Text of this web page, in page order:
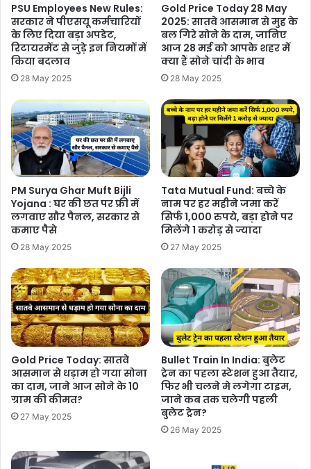
PSU Employees New Rules:
सरकार ने पीएसयू कर्मचारियों
के लिए दिया बड़ा अपडेट,
रिटायरमेंट से जुड़े इन नियमों में
किया बदलाव
28 May 2025
Gold Price Today 28 May
2025: सातवे आसमान से मुह के
बल गिरे सोने के दाम, जानिए
आज 28 मई को आपके शहर में
क्या हैं सोने चांदी के भाव
28 May 2025
PM Surya Ghar Muft Bijli
Yojana : घर की छत पर फ्री में
लगवाए सौर पैनल, सरकार से
कमाए पैसे
28 May 2025
Tata Mutual Fund: बच्चे के
नाम पर हर महीने जमा करें
सिर्फ 1,000 रुपये, बड़ा होने पर
मिलेंगे 1 करोड़ से ज्यादा
27 May 2025
Gold Price Today: सातवे
आसमान से धड़ाम हो गया सोना
का दाम, जाने आज सोने के 10
ग्राम की कीमत?
27 May 2025
Bullet Train In India: बुलेट
ट्रेन का पहला स्टेशन हुआ तैयार,
फिर भी चलने मे लगेगा टाइम,
जाने कब तक चलेगी पहली
बुलेट ट्रेन?
26 May 2025